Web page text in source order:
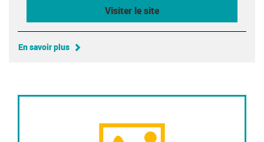
Visiter le site
En savoir plus